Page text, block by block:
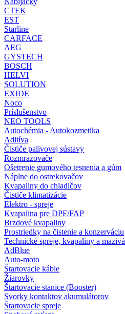
CTEK
EST
Starline
CARFACE
AEG
GYSTECH
BOSCH
HELVI
SOLUTION
EXIDE
Noco
Príslušenstvo
NEO TOOLS
Autochémia - Autokozmetika
Aditíva
Čističe palivovej sústavy
Rozmrazovače
Ošetrenie gumového tesnenia a gúm
Náplne do ostrekovačov
Kvapaliny do chladičov
Čističe klimatizácie
Elektro - spreje
Kvapalina pre DPF/FAP
Brzdové kvapaliny
Prostriedky na čistenie a konzerváciu
Technické spreje, kvapaliny a mazivá
AdBlue
Auto-moto
Štartovacie káble
Žiarovky
Štartovacie stanice (Booster)
Svorky kontaktov akumulátorov
Štartovacie spreje